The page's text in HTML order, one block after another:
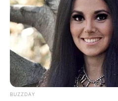
BUZZDAY